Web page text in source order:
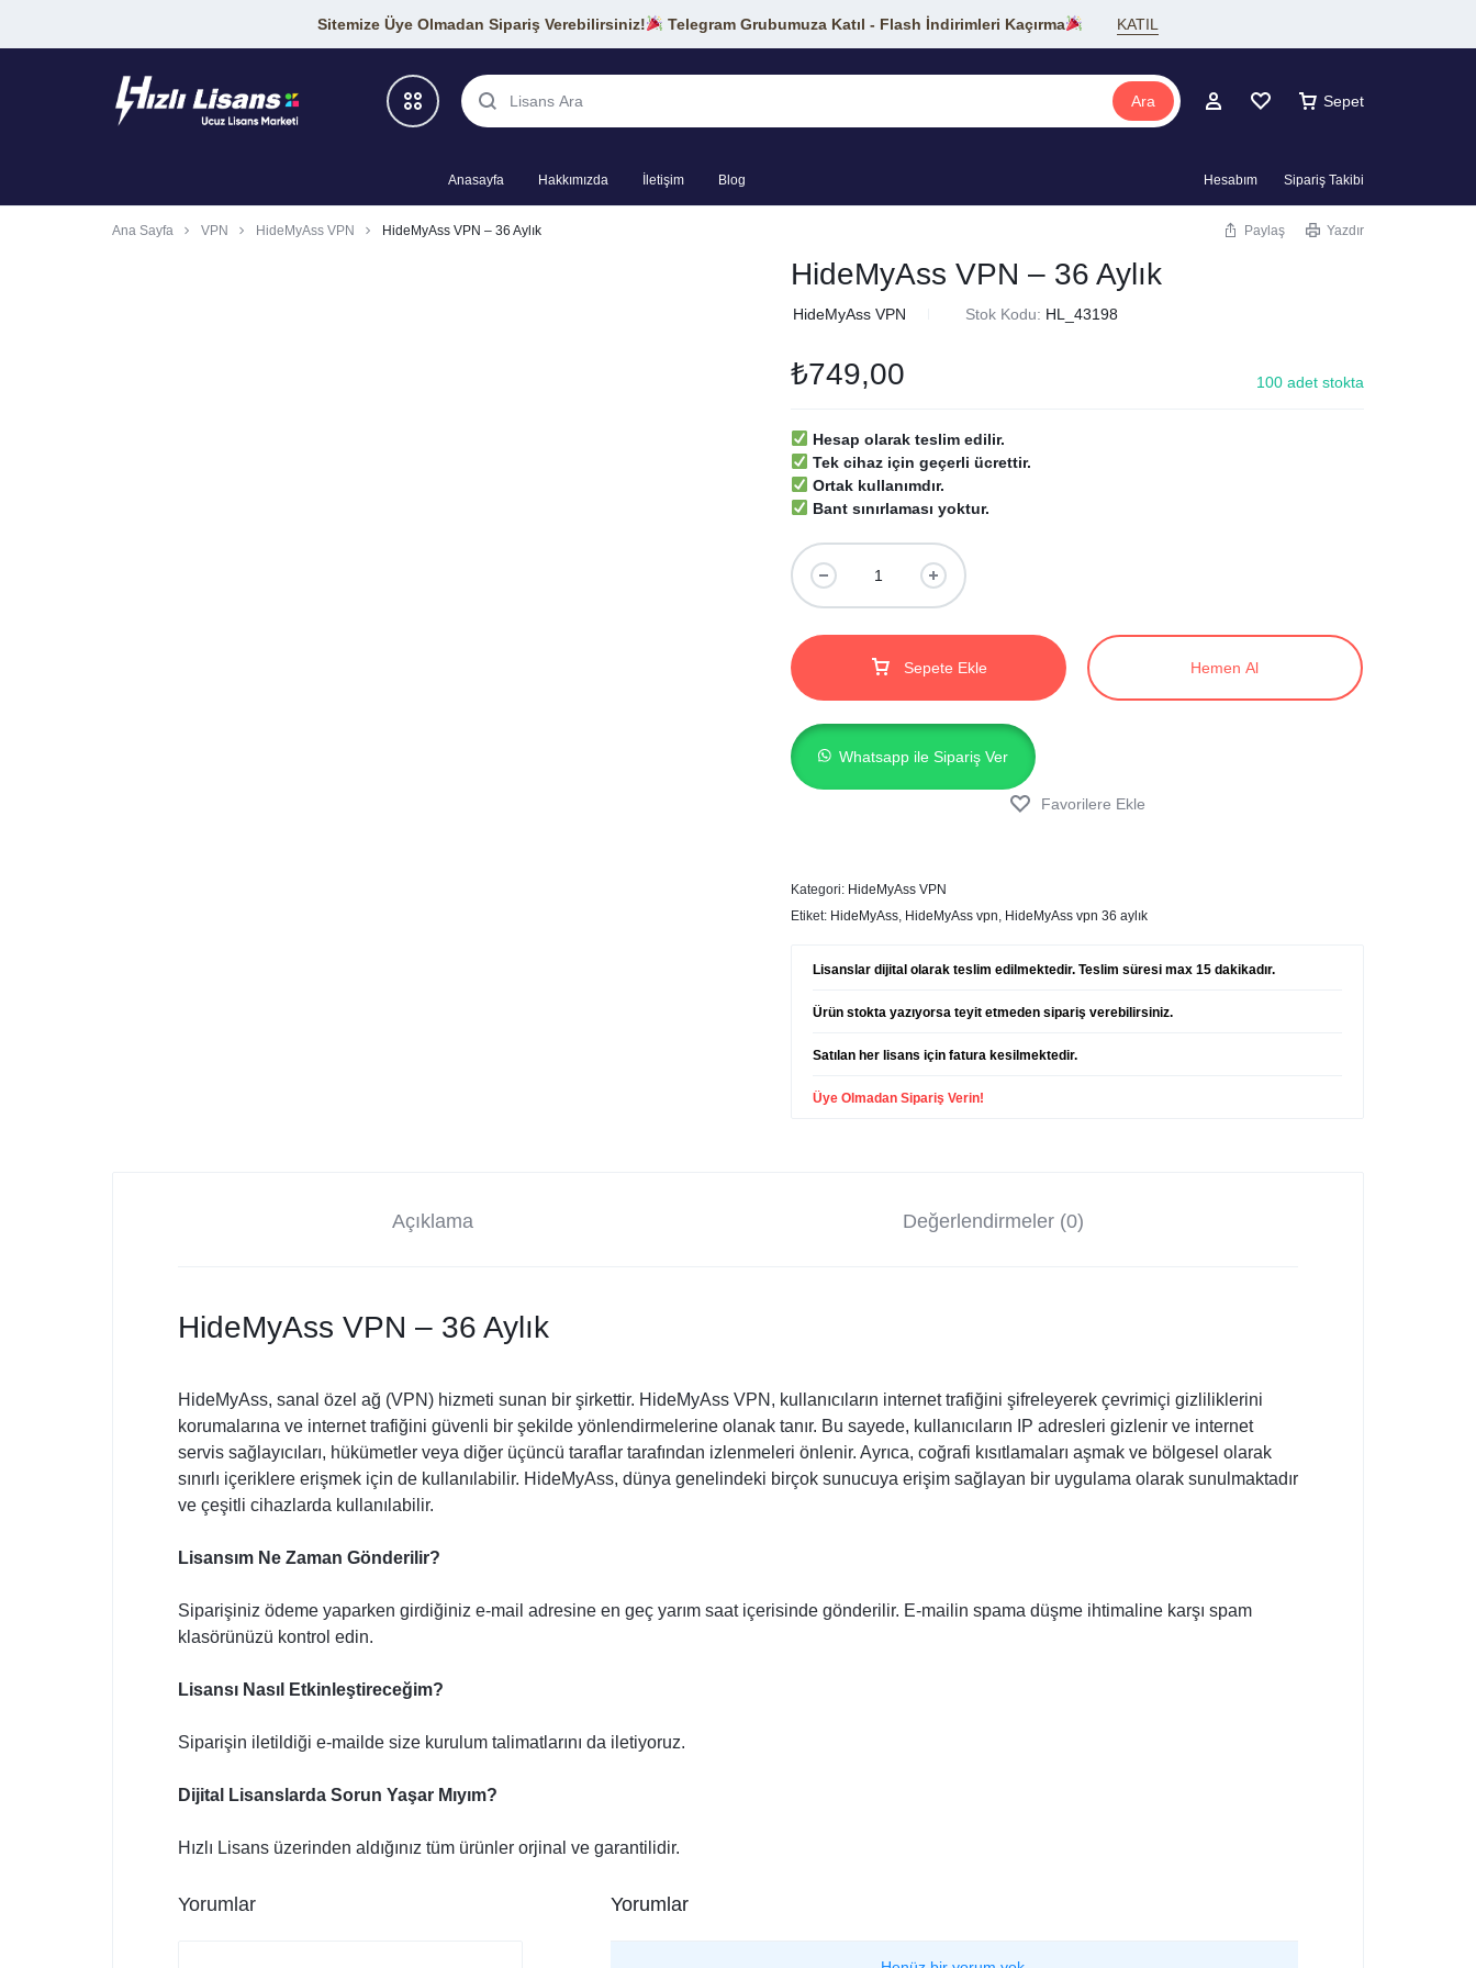
Sitemize Üye Olmadan Sipariş Verebilirsiniz! Telegram Grubumuza Katıl - Flash İndirimleri Kaçırma KATIL
Ara Sepet
Anasayfa Hakkımızda İletişim Blog Hesabım Sipariş Takibi
Ana Sayfa VPN HideMyAss VPN HideMyAss VPN – 36 Aylık Paylaş Yazdır
HideMyAss VPN – 36 Aylık
HideMyAss VPN Stok Kodu: HL_43198
₺749,00 100 adet stokta
Hesap olarak teslim edilir.
Tek cihaz için geçerli ücrettir.
Ortak kullanımdır.
Bant sınırlaması yoktur.
Sepete Ekle Hemen Al
Whatsapp ile Sipariş Ver
Kategori: HideMyAss VPN
Etiket: HideMyAss HideMyAss vpn HideMyAss vpn 36 aylık
Lisanslar dijital olarak teslim edilmektedir. Teslim süresi max 15 dakikadır.
Ürün stokta yazıyorsa teyit etmeden sipariş verebilirsiniz.
Satılan her lisans için fatura kesilmektedir.
Üye Olmadan Sipariş Verin!
Açıklama Değerlendirmeler (0)
HideMyAss VPN – 36 Aylık
HideMyAss, sanal özel ağ (VPN) hizmeti sunan bir şirkettir. HideMyAss VPN, kullanıcıların internet trafiğini şifreleyerek çevrimiçi gizliliklerini
korumalarına ve internet trafiğini güvenli bir şekilde yönlendirmelerine olanak tanır. Bu sayede, kullanıcıların IP adresleri gizlenir ve internet
servis sağlayıcıları, hükümetler veya diğer üçüncü taraflar tarafından izlenmeleri önlenir. Ayrıca, coğrafi kısıtlamaları aşmak ve bölgesel olarak
sınırlı içeriklere erişmek için de kullanılabilir. HideMyAss, dünya genelindeki birçok sunucuya erişim sağlayan bir uygulama olarak sunulmaktadır
ve çeşitli cihazlarda kullanılabilir.
Lisansım Ne Zaman Gönderilir?
Siparişiniz ödeme yaparken girdiğiniz e-mail adresine en geç yarım saat içerisinde gönderilir. E-mailin spama düşme ihtimaline karşı spam
klasörünüzü kontrol edin.
Lisansı Nasıl Etkinleştireceğim?
Siparişin iletildiği e-mailde size kurulum talimatlarını da iletiyoruz.
Dijital Lisanslarda Sorun Yaşar Mıyım?
Hızlı Lisans üzerinden aldığınız tüm ürünler orjinal ve garantilidir.
Yorumlar Yorumlar